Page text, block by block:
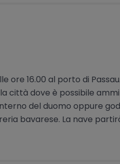
tracce
o
ore 16.00 al porto di
città dove è possibile
del duomo oppure
bavarese. La nave